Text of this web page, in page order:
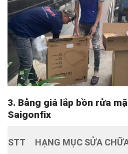
3. Bảng giá lắp bồn rửa
Saigonfix
STT HẠNG MỤC SỬA